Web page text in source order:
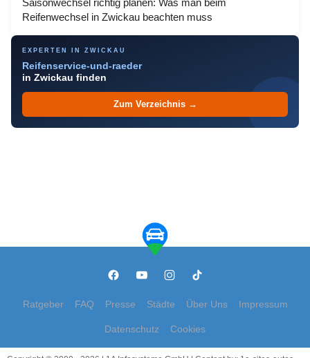
Saisonwechsel richtig planen: Was man beim
Reifenwechsel in Zwickau beachten muss
EXPERTEN IN ZWICKAU
Reifenservice-und-raeder
in Zwickau finden
Zum Verzeichnis →
Ratgeber FAQ Presse Städte Über Uns Impressum
Datenschutz Cookies